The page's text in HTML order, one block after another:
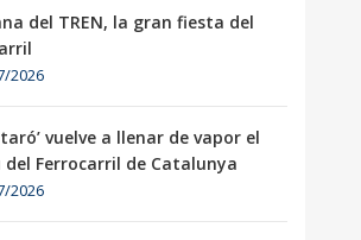
del TREN, la gran fiesta del
2026
vuelve a llenar de vapor el
del Ferrocarril de Catalunya
2026